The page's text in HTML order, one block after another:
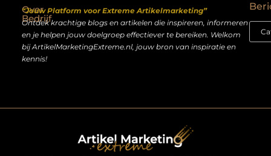
Over
Bedrijf
“Jouw Platform voor Extreme Artikelmarketing”
Ontdek krachtige blogs en artikelen die inspireren, informeren
en je helpen jouw doelgroep effectiever te bereiken. Welkom
bij ArtikelMarketingExtreme.nl, jouw bron van inspiratie en
kennis!